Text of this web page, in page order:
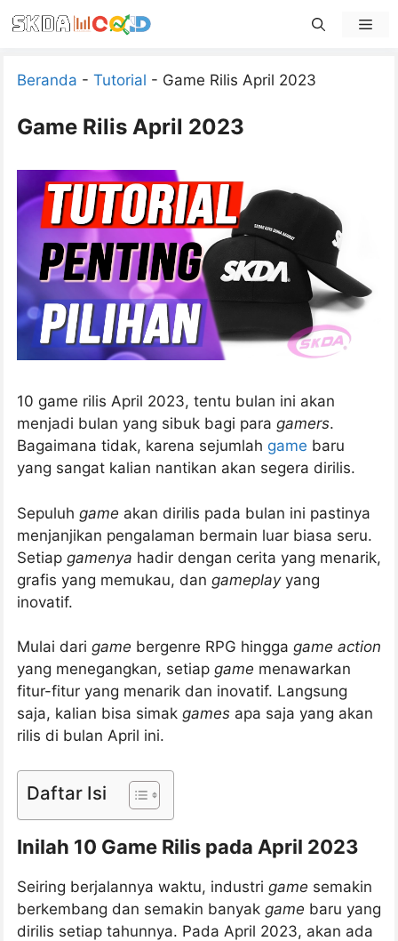
to
Beranda - Tutorial - Game Rilis April 2023
Game Rilis April 2023
10 game rilis April 2023, tentu bulan ini akan
menjadi bulan yang sibuk bagi para gamers.
Bagaimana tidak, karena sejumlah game baru
yang sangat kalian nantikan akan segera dirilis.
Sepuluh game akan dirilis pada bulan ini pastinya
menjanjikan pengalaman bermain luar biasa seru.
Setiap gamenya hadir dengan cerita yang menarik,
grafis yang memukau, dan gameplay yang
inovatif.
Mulai dari game bergenre RPG hingga game action
yang menegangkan, setiap game menawarkan
fitur-fitur yang menarik dan inovatif. Langsung
saja, kalian bisa simak games apa saja yang akan
rilis di bulan April ini.
Daftar Isi
Inilah 10 Game Rilis pada April 2023
Seiring berjalannya waktu, industri game semakin
berkembang dan semakin banyak game baru yang
dirilis setiap tahunnya. Pada April 2023, akan ada